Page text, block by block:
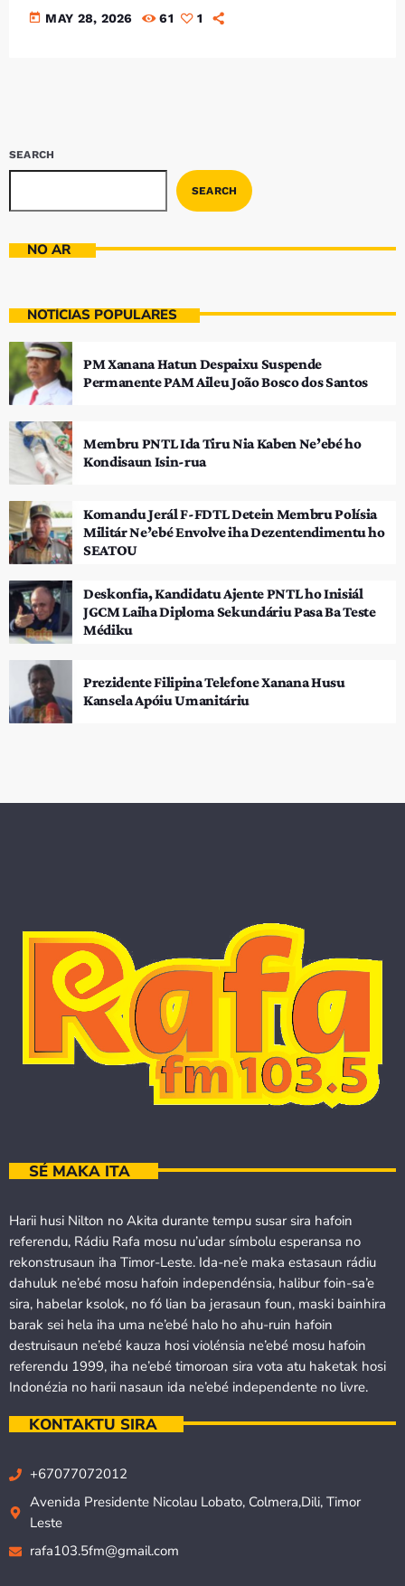
today MAY 28, 2026 61 1
SEARCH
SEARCH
NO AR
NOTÍCIAS POPULARES
PM Xanana Hatun Despaixu Suspende
Permanente PAM Aileu João Bosco dos Santos
Membru PNTL Ida Tiru Nia Kaben Ne’ebé ho
Kondisaun Isin-rua
Komandu Jerál F-FDTL Detein Membru Polísia
Militár Ne’ebé Envolve iha Dezentendimentu ho
SEATOU
Deskonfia, Kandidatu Ajente PNTL ho Inisiál
JGCM Laiha Diploma Sekundáriu Pasa Ba Teste
Médiku
Prezidente Filipina Telefone Xanana Husu
Kansela Apóiu Umanitáriu
SÉ MAKA ITA
Harii husi Nilton no Akita durante tempu susar sira hafoin
referendu, Rádiu Rafa mosu nu’udar símbolu esperansa no
rekonstrusaun iha Timor-Leste. Ida-ne’e maka estasaun rádiu
dahuluk ne’ebé mosu hafoin independénsia, halibur foin-sa’e
sira, habelar ksolok, no fó lian ba jerasaun foun, maski bainhira
barak sei hela iha uma ne’ebé halo ho ahu-ruin hafoin
destruisaun ne’ebé kauza hosi violénsia ne’ebé mosu hafoin
referendu 1999, iha ne’ebé timoroan sira vota atu haketak hosi
Indonézia no harii nasaun ida ne’ebé independente no livre.
KONTAKTU SIRA
+67077072012
Avenida Presidente Nicolau Lobato, Colmera,Dili, Timor
Leste
rafa103.5fm@gmail.com